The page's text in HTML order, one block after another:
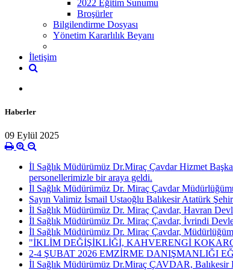
2022 Eğitim Sunumu
Broşürler
Bilgilendirme Dosyası
Yönetim Kararlılık Beyanı
İletişim
Haberler
09 Eylül 2025
İl Sağlık Müdürümüz Dr.Miraç Çavdar Hizmet
personellerimizle bir araya geldi.
İl Sağlık Müdürümüz Dr. Miraç Çavdar
Sayın Valimiz İsmail Ustaoğlu Balıkesir Atatürk
İl Sağlık Müdürümüz Dr. Miraç Çavdar, Havran
İl Sağlık Müdürümüz Dr. Miraç Çavdar, İvrindi
İl Sağlık Müdürümüz Dr. Miraç Çavdar,
"İKLİM DEĞİŞİKLİĞİ, KAHVERENGİ
2-4 ŞUBAT 2026 EMZİRME DANIŞMANLIĞI
İl Sağlık Müdürümüz Dr.Miraç ÇAVDAR, Balıkesir